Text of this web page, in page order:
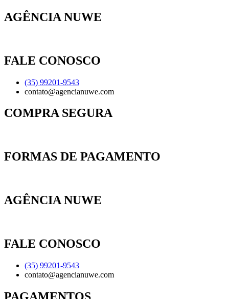
AGÊNCIA NUWE
FALE CONOSCO
(35) 99201-9543
contato@agencianuwe.com
COMPRA SEGURA
FORMAS DE PAGAMENTO
AGÊNCIA NUWE
FALE CONOSCO
(35) 99201-9543
contato@agencianuwe.com
PAGAMENTOS